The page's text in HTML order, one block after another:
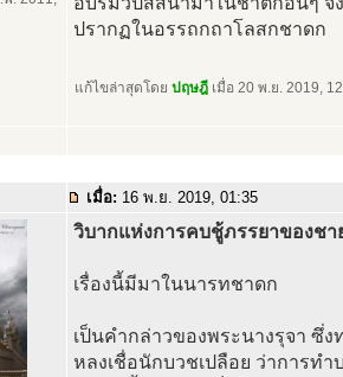
ปรากฏในอรรถกถาโลสกชาดก
แก้ไขล่าสุดโดย ปฤษฎี เมื่อ 20 พ.ย. 2019,
เมื่อ: 16 พ.ย. 2019, 01:35
วิบากแห่งการคบชู้ภรรยาของชา
เรื่องนี้มีมาในนารทชาดก
เป็นคำกล่าวของพระนางรุจา ซึ่
หลงเชื่อนักบวชเปลือย ว่าการท